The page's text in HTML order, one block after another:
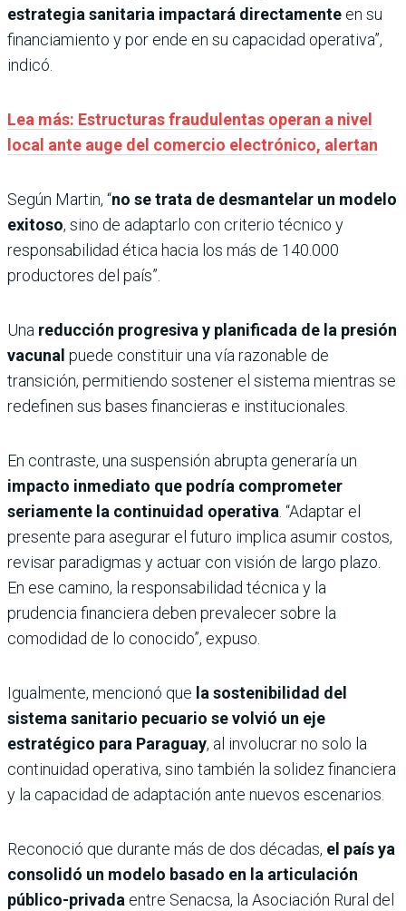
estrategia sanitaria impactará directamente en su
financiamiento y por ende en su capacidad operativa”,
indicó.
Lea más: Estructuras fraudulentas operan a nivel
local ante auge del comercio electrónico, alertan
Según Martin, “no se trata de desmantelar un modelo
exitoso, sino de adaptarlo con criterio técnico y
responsabilidad ética hacia los más de 140.000
productores del país”.
Una reducción progresiva y planificada de la presión
vacunal puede constituir una vía razonable de
transición, permitiendo sostener el sistema mientras se
redefinen sus bases financieras e institucionales.
En contraste, una suspensión abrupta generaría un
impacto inmediato que podría comprometer
seriamente la continuidad operativa. “Adaptar el
presente para asegurar el futuro implica asumir costos,
revisar paradigmas y actuar con visión de largo plazo.
En ese camino, la responsabilidad técnica y la
prudencia financiera deben prevalecer sobre la
comodidad de lo conocido”, expuso.
Igualmente, mencionó que la sostenibilidad del
sistema sanitario pecuario se volvió un eje
estratégico para Paraguay, al involucrar no solo la
continuidad operativa, sino también la solidez financiera
y la capacidad de adaptación ante nuevos escenarios.
Reconoció que durante más de dos décadas, el país ya
consolidó un modelo basado en la articulación
público-privada entre Senacsa, la Asociación Rural del